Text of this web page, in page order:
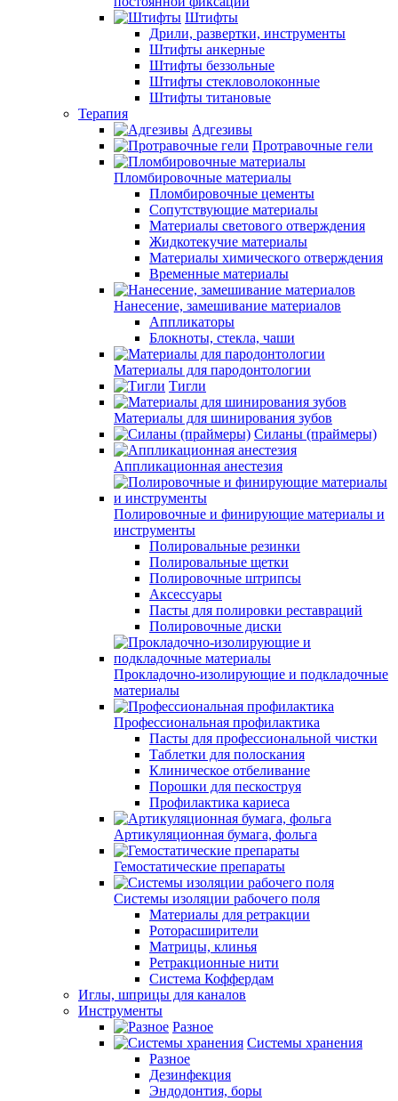
Штифты
Дрили, развертки, инструменты
Штифты анкерные
Штифты беззольные
Штифты стекловолоконные
Штифты титановые
Терапия
Адгезивы
Протравочные гели
Пломбировочные материалы
Пломбировочные цементы
Сопутствующие материалы
Материалы светового отверждения
Жидкотекучие материалы
Материалы химического отверждения
Временные материалы
Нанесение, замешивание материалов
Аппликаторы
Блокноты, стекла, чаши
Материалы для пародонтологии
Тигли
Материалы для шинирования зубов
Силаны (праймеры)
Аппликационная анестезия
Полировочные и финирующие материалы и
инструменты
Полировальные резинки
Полировальные щетки
Полировочные штрипсы
Аксессуары
Пасты для полировки реставраций
Полировочные диски
Прокладочно-изолирующие и подкладочные
материалы
Профессиональная профилактика
Пасты для профессиональной чистки
Таблетки для полоскания
Клиническое отбеливание
Порошки для пескоструя
Профилактика кариеса
Артикуляционная бумага, фольга
Гемостатические препараты
Системы изоляции рабочего поля
Материалы для ретракции
Роторасширители
Матрицы, клинья
Ретракционные нити
Система Коффердам
Иглы, шприцы для каналов
Инструменты
Разное
Системы хранения
Разное
Дезинфекция
Эндодонтия, боры